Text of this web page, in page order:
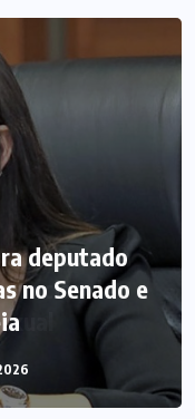
deputado
no Senado e